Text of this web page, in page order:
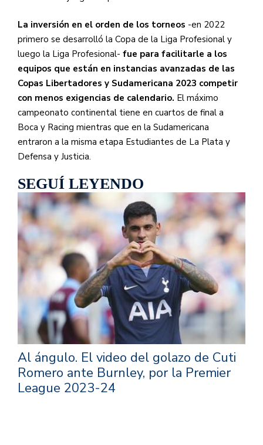
La inversión en el orden de los torneos -en 2022
primero se desarrolló la Copa de la Liga Profesional y
luego la Liga Profesional- fue para facilitarle a los
equipos que están en instancias avanzadas de las
Copas Libertadores y Sudamericana 2023 competir
con menos exigencias de calendario. El máximo
campeonato continental tiene en cuartos de final a
Boca y Racing mientras que en la Sudamericana
entraron a la misma etapa Estudiantes de La Plata y
Defensa y Justicia.
SEGUÍ LEYENDO
Al ángulo. El video del golazo de Cuti
Romero ante Burnley, por la Premier
League 2023-24